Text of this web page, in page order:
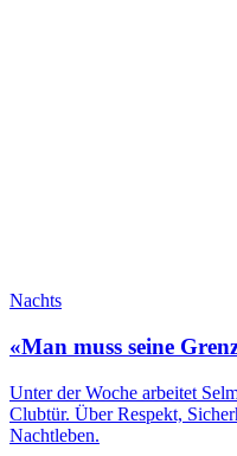
Nachts
«Man muss seine
Unter der Woche arbeitet
Clubtür. Über Respekt,
Nachtleben.